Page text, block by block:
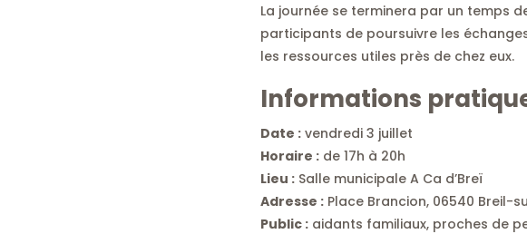
La journée se terminera par un temps
participants de poursuivre les
les ressources utiles près de chez eux.
Informations
Date : vendredi 3 juillet
Horaire : de 17h à 20h
Lieu : Salle municipale A Ca d’Breï
Adresse : Place Brancion, 06540 Breil-
Public : aidants familiaux, proches de